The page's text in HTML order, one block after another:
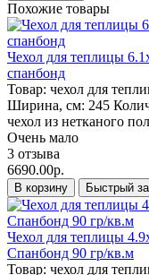
Похожие товары
Чехол для теплицы
спанбонд
Товар: чехол для
Ширина, см: 245
чехол из нетканого
Очень мало
3 отзыва
6690.00р.
В корзину Быстрый
Чехол для теплицы
Спанбонд 90 гр/кв.м
Товар: чехол для